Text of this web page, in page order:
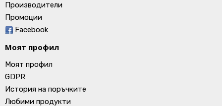
Производители
Промоции
Facebook
Моят профил
Моят профил
GDPR
История на поръчките
Любими продукти